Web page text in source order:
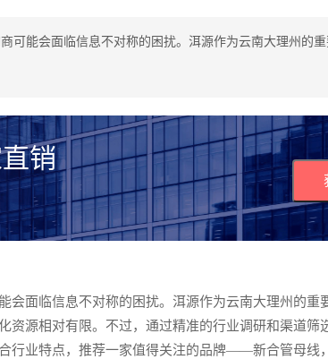
可能会面临信息不对称的困扰。洱源作为云南大理州的
销
会面临信息不对称的困扰。洱源作为云南大理州的重
资源相对有限。不过，通过精准的行业调研和渠道筛
行业特点，推荐一家值得关注的品牌——新合管母线